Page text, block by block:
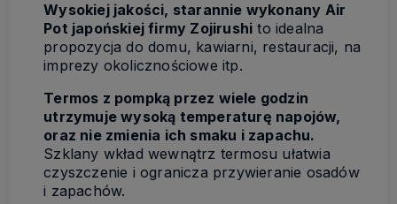
Wysokiej jakości, starannie wykonany Air
Pot japońskiej firmy Zojirushi to idealna
propozycja do domu, kawiarni, restauracji, na
imprezy okolicznościowe itp.
Termos z pompką przez wiele godzin
utrzymuje wysoką temperaturę napojów,
oraz nie zmienia ich smaku i zapachu.
Szklany wkład wewnątrz termosu ułatwia
czyszczenie i ogranicza przywieranie osadów
i zapachów.